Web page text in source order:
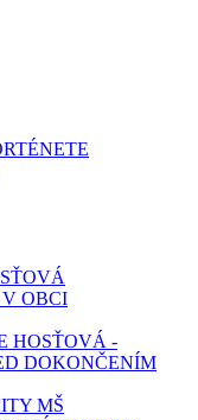
OBCI
HOSŤOVÁ -
DOKONČENÍM
MŠ